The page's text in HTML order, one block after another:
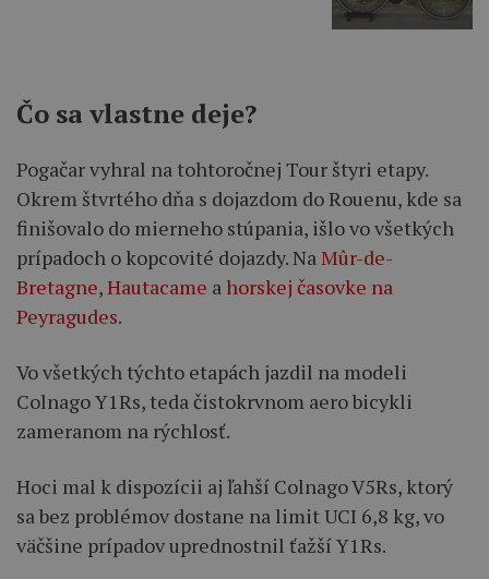
Čo sa vlastne deje?
Pogačar vyhral na tohtoročnej Tour štyri etapy.
Okrem štvrtého dňa s dojazdom do Rouenu, kde sa
finišovalo do mierneho stúpania, išlo vo všetkých
prípadoch o kopcovité dojazdy. NaMûr-de-
Bretagne,Hautacame a horskej časovke na
Peyragudes.
Vo všetkých týchto etapách jazdil na modeli
Colnago Y1Rs, teda čistokrvnom aero bicykli
zameranom na rýchlosť.
Hoci mal k dispozícii aj ľahší Colnago V5Rs, ktorý
sa bez problémov dostane na limit UCI 6,8 kg, vo
väčšine prípadov uprednostnil ťažší Y1Rs.